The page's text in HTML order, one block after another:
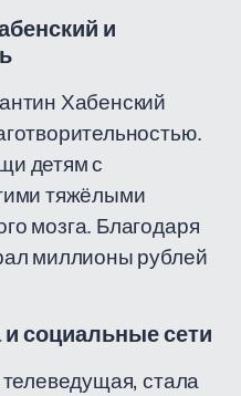
и
Хабенский
детям с
тяжёлыми
мозга. Благодаря
миллионы рублей
социальные сети
стала